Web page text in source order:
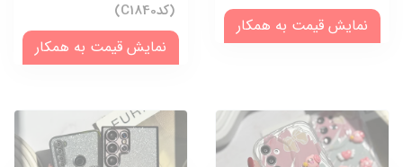
نمایش قیمت به همکار
(کدC1840)
نمایش قیمت به همکار